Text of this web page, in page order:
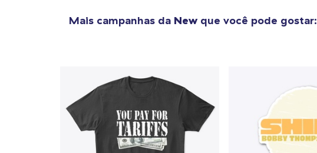
Mais campanhas da Newque você pode gostar: